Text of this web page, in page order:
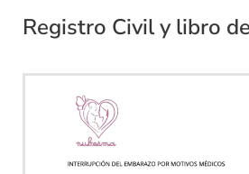
Registro Civil y libro